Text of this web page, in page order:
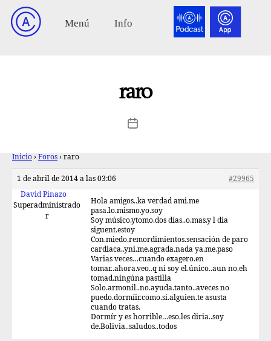
raro
Inicio › Foros › raro
1 de abril de 2014 a las 03:06
#29965
David Pinazo
Superadministrado
r
Hola amigos..ka verdad ami.me
pasa.lo.mismo.yo.soy
Soy músico.ytomo.dos días..o.mas.y l dia
siguent.estoy
Con.miedo.remordimientos.sensación de paro
cardiaca..yni.me.agrada.nada ya.me.paso
Varias veces…cuando exagero.en
tomar..ahora.veo..q ni soy el.único..aun no.eh
tomad.ningúna pastilla
Solo.armonil..no.ayuda.tanto..aveces no
puedo.dormíir.como.si.alguien.te asusta
cuando tratas.
Dormír y es horrible…eso.les diria..soy
de.Bolivia..saludos..todos